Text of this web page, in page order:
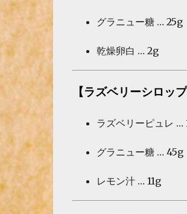
グラニュー糖 … 25g
乾燥卵白 … 2g
【ラズベリーシロップ
ラズベリーピュレ …
グラニュー糖 … 45g
レモン汁 … 11g